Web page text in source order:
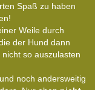
Spaß zu haben
Weile durch
der Hund dann
so auszulasten
noch andersweitig